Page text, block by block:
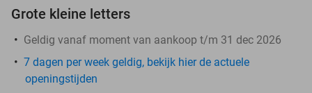
Grote kleine letters
Geldig vanaf moment van aankoop t/m 31 dec 2026
7 dagen per week geldig, bekijk hier de actuele
openingstijden